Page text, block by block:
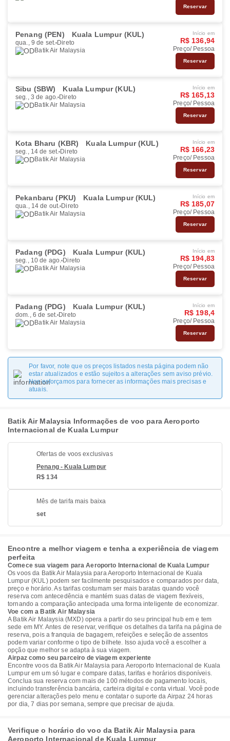
Reservar
Penang (PEN) Kuala Lumpur (KUL)
qua., 9 de set. Direto
Batik Air Malaysia
Início em
R$ 136,94
Preço/ Pessoa
Reservar
Sibu (SBW) Kuala Lumpur (KUL)
seg., 3 de ago. Direto
Batik Air Malaysia
Início em
R$ 165,13
Preço/ Pessoa
Reservar
Kota Bharu (KBR) Kuala Lumpur (KUL)
seg., 14 de set. Direto
Batik Air Malaysia
Início em
R$ 166,23
Preço/ Pessoa
Reservar
Pekanbaru (PKU) Kuala Lumpur (KUL)
qua., 14 de out. Direto
Batik Air Malaysia
Início em
R$ 185,07
Preço/ Pessoa
Reservar
Padang (PDG) Kuala Lumpur (KUL)
seg., 10 de ago. Direto
Batik Air Malaysia
Início em
R$ 194,83
Preço/ Pessoa
Reservar
Padang (PDG) Kuala Lumpur (KUL)
dom., 6 de set. Direto
Batik Air Malaysia
Início em
R$ 198,4
Preço/ Pessoa
Reservar
Por favor, note que os preços listados nesta página podem não
estar atualizados e estão sujeitos a alterações sem aviso prévio.
Nos esforçamos para fornecer as informações mais precisas e
atuais.
Batik Air Malaysia Informações de voo para Aeroporto
Internacional de Kuala Lumpur
Ofertas de voos exclusivas
Penang - Kuala Lumpur
R$ 134
Mês de tarifa mais baixa
set
Encontre a melhor viagem e tenha a experiência de viagem
perfeita
Comece sua viagem para Aeroporto Internacional de Kuala Lumpur
Os voos da Batik Air Malaysia para Aeroporto Internacional de Kuala
Lumpur (KUL) podem ser facilmente pesquisados e comparados por data,
preço e horário. As tarifas costumam ser mais baratas quando você
reserva com antecedência e mantém suas datas de viagem flexíveis,
tornando a comparação antecipada uma forma inteligente de economizar.
Voe com a Batik Air Malaysia
A Batik Air Malaysia (MXD) opera a partir do seu principal hub em e tem
sede em MY. Antes de reservar, verifique os detalhes da tarifa na página de
reserva, pois a franquia de bagagem, refeições e seleção de assentos
podem variar conforme o tipo de bilhete. Isso ajuda você a escolher a
opção que melhor se adapta à sua viagem.
Airpaz como seu parceiro de viagem experiente
Encontre voos da Batik Air Malaysia para Aeroporto Internacional de Kuala
Lumpur em um só lugar e compare datas, tarifas e horários disponíveis.
Conclua sua reserva com mais de 100 métodos de pagamento locais,
incluindo transferência bancária, carteira digital e conta virtual. Você pode
gerenciar alterações pelo menu e contatar o suporte da Airpaz 24 horas
por dia, 7 dias por semana, sempre que precisar de ajuda.
Verifique o horário do voo da Batik Air Malaysia para
Aeroporto Internacional de Kuala Lumpur